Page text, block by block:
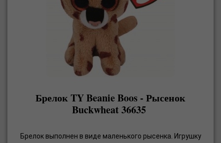
Брелок TY Beanie Boos - Рысенок
Buckwheat 36635
Брелок выполнен в виде маленького рысенка. Игрушку